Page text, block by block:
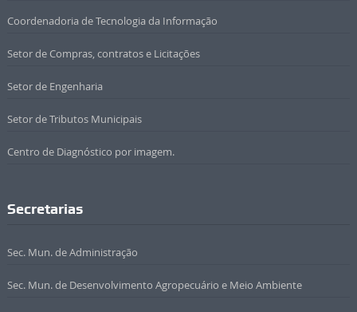
Coordenadoria de Tecnologia da Informação
Setor de Compras, contratos e Licitações
Setor de Engenharia
Setor de Tributos Municipais
Centro de Diagnóstico por imagem.
Secretarias
Sec. Mun. de Administração
Sec. Mun. de Desenvolvimento Agropecuário e Meio Ambiente